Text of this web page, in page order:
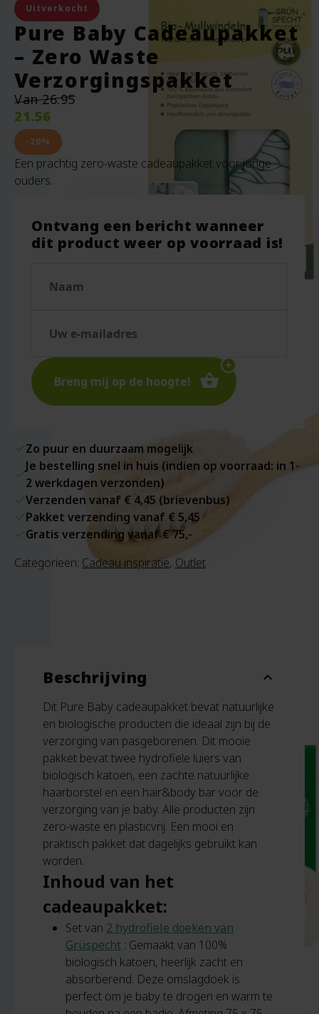
Uitverkocht
Pure Baby Cadeaupakket
– Zero Waste
Verzorgingspakket
Van26.95Oorspronkelijke
21.56
Huidige
prijs
is:
€21.56.
-20%
Een prachtig zero-waste cadeaupakket voor jonge
ouders.
Ontvang een bericht wanneer
dit product weer op voorraad is!
Breng mij op de hoogte!
Zo puur en duurzaam mogelijk
Je bestelling snel in huis (indien op voorraad: in 1-
2 werkdagen verzonden)
Verzenden vanaf € 4,45 (brievenbus)
Pakket verzending vanaf € 5,45
Gratis verzending vanaf € 75,-
Categorieën: Cadeau inspiratie, Outlet
Beschrijving expand_more
Dit Pure Baby cadeaupakket bevat natuurlijke
en biologische producten die ideaal zijn bij de
verzorging van pasgeborenen. Dit mooie
pakket bevat twee hydrofiele luiers van
biologisch katoen, een zachte natuurlijke
haarborstel en een hair&body bar voor de
verzorging van je baby. Alle producten zijn
zero-waste en plasticvrij. Een mooi en
praktisch pakket dat dagelijks gebruikt kan
worden.
Inhoud van het
cadeaupakket:
Set van 2 hydrofiele doeken van
Grüspecht : Gemaakt van 100%
biologisch katoen, heerlijk zacht en
absorberend. Deze omslagdoek is
perfect om je baby te drogen en warm te